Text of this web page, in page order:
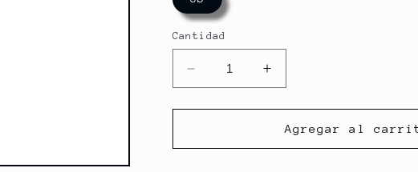
Cantidad
Reducir
cantidad
para
PIN
Aumentar
cantidad
para
PINCHE
PIN
Agregar al